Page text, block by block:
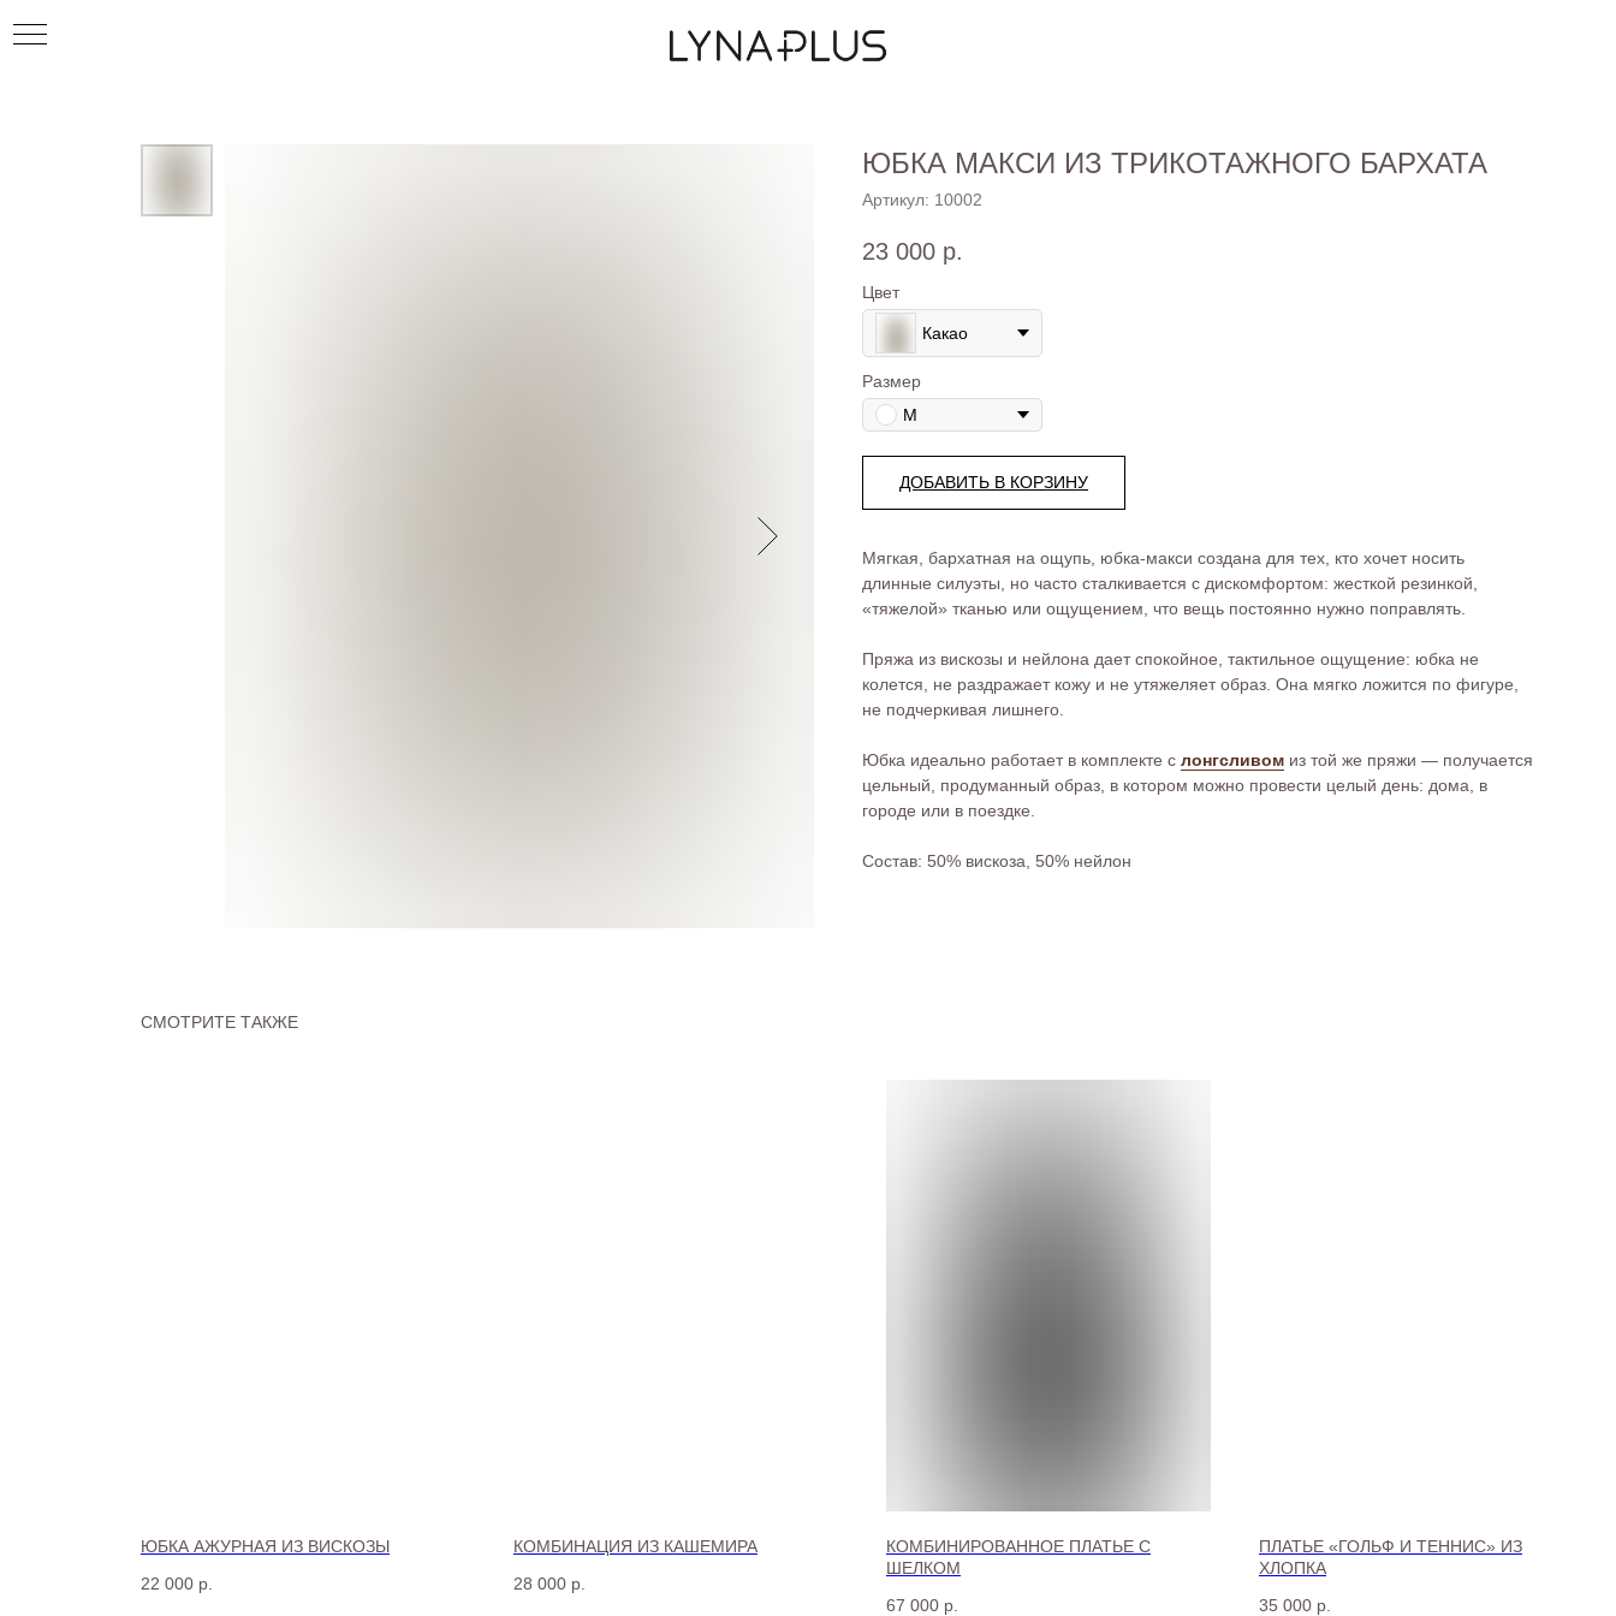
ЮБКА МАКСИ ИЗ ТРИКОТАЖНОГО БАРХАТА
Артикул: 10002
23 000 р.
Цвет
Какао
Размер
M
ДОБАВИТЬ В КОРЗИНУ
Мягкая, бархатная на ощупь, юбка-макси создана для тех, кто хочет носить
длинные силуэты, но часто сталкивается с дискомфортом: жесткой резинкой,
«тяжелой» тканью или ощущением, что вещь постоянно нужно поправлять.
Пряжа из вискозы и нейлона дает спокойное, тактильное ощущение: юбка не
колется, не раздражает кожу и не утяжеляет образ. Она мягко ложится по фигуре,
не подчеркивая лишнего.
Юбка идеально работает в комплекте с лонгсливом из той же пряжи — получается
цельный, продуманный образ, в котором можно провести целый день: дома, в
городе или в поездке.
Состав: 50% вискоза, 50% нейлон
СМОТРИТЕ ТАКЖЕ
ЮБКА АЖУРНАЯ ИЗ ВИСКОЗЫ
22 000 р.
КОМБИНАЦИЯ ИЗ КАШЕМИРА
28 000 р.
КОМБИНИРОВАННОЕ ПЛАТЬЕ С
ШЕЛКОМ
67 000 р.
ПЛАТЬЕ «ГОЛЬФ И ТЕННИС» ИЗ
ХЛОПКА
35 000 р.